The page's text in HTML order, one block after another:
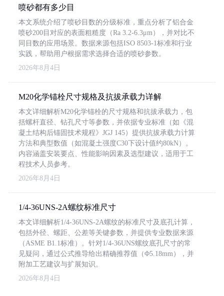
喷砂都有多少目
本文系统介绍了喷砂目数的分级标准，重点分析了铝合金
喷砂200目对应的表面粗糙度（Ra 3.2-6.3μm），并对比不
同目数的应用场景。数据来源包括ISO 8503-1标准和行业
实践，帮助用户根据需求选择合适的喷砂参数。
2026年8月4日
M20化学锚栓尺寸规格及抗拔承载力详解
本文详细解析M20化学锚栓的尺寸规格和抗拔承载力，包
括螺杆直径、钻孔尺寸等参数，并依据专业标准（如《混
凝土结构后锚固技术规程》JGJ 145）提供抗拔承载力计算
方法和典型数值（如混凝土强度C30下设计值约80kN）。
内容涵盖安装要点、性能影响因素及选型建议，适用于工
程技术人员参考。
2026年8月4日
1/4-36UNS-2A螺纹标准尺寸
本文详细解析1/4-36UNS-2A螺纹的标准尺寸及底孔计算，
包括外径、螺距、公差等关键参数，并提供专业数据来源
（ASME B1.1标准）。针对1/4-36UNS螺纹底孔尺寸的常
见疑问，通过公式推导给出精确推荐值（Φ5.18mm），并
附加工艺建议与扩展知识。
2026年8月4日